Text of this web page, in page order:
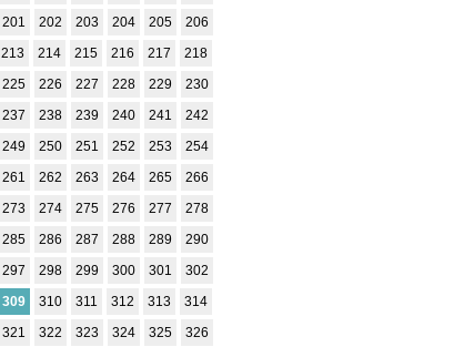
201 202 203 204 205
206
213 214 215 216 217
218
225 226 227 228 229
230
237 238 239 240 241
242
249 250 251 252 253
254
261 262 263 264 265
266
273 274 275 276 277
278
285 286 287 288 289
290
297 298 299 300 301
302
309 310 311 312 313
314
321 322 323 324 325 326